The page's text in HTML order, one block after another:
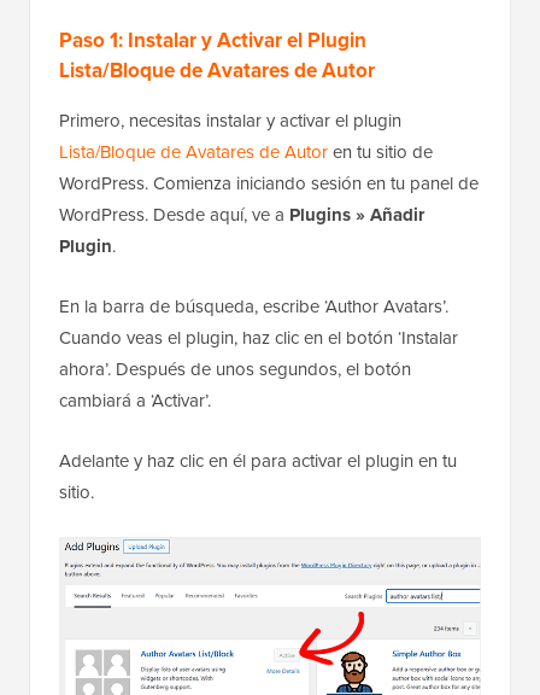
Paso 1: Instalar y Activar el Plugin
Lista/Bloque de Avatares de Autor
Primero, necesitas instalar y activar el plugin
Lista/Bloque de Avatares de Autoren tu sitio de
WordPress. Comienza iniciando sesión en tu panel de
WordPress. Desde aquí, ve a Plugins » Añadir
Plugin.
En la barra de búsqueda, escribe ‘Author Avatars’.
Cuando veas el plugin, haz clic en el botón ‘Instalar
ahora’. Después de unos segundos, el botón
cambiará a ‘Activar’.
Adelante y haz clic en él para activar el plugin en tu
sitio.